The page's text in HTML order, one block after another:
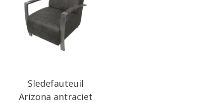
Sledefauteuil
Arizona antraciet